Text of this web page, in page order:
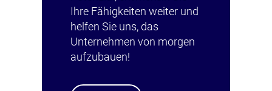
Ihre Fähigkeiten weiter und
helfen Sie uns, das
Unternehmen von morgen
aufzubauen!